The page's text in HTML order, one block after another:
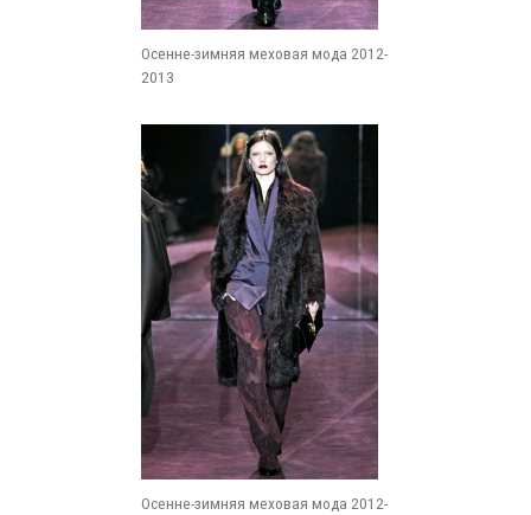
Осенне-зимняя меховая мода 2012-
2013
Осенне-зимняя меховая мода 2012-